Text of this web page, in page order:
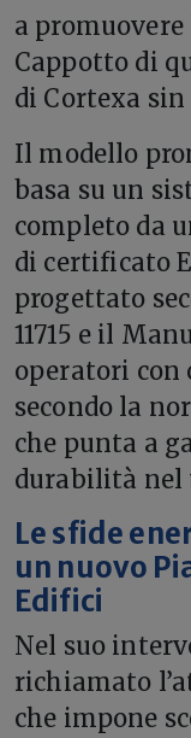
a
Cappotto di
di Cortexa sin
Il modello
basa su un
completo da
di certificato
progettato
11715 e il
operatori con
secondo la
che punta a
durabilità nel
Le sfide
un nuovo
Edifici
Nel suo
richiamato
che impone